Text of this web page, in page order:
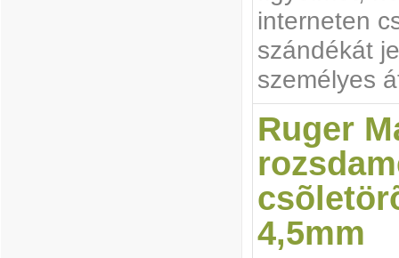
interneten
szándékát
személyes
Ruger
4,5mm